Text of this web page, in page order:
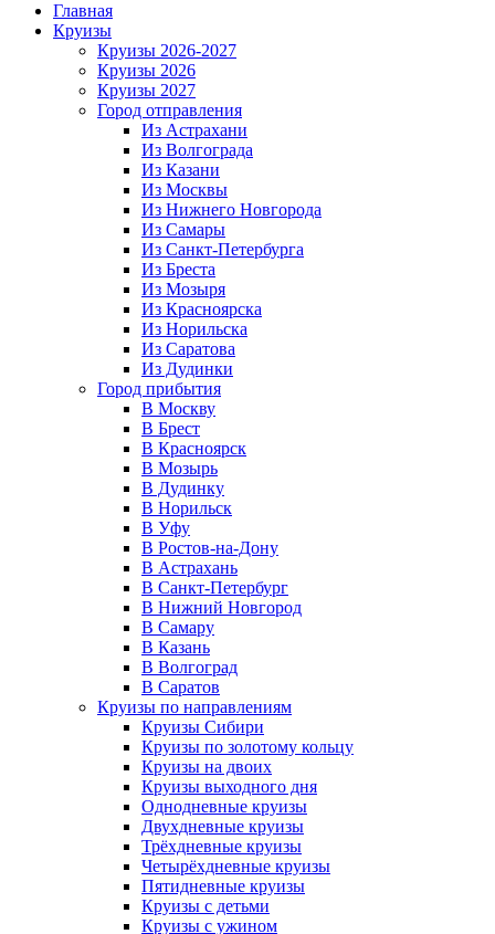
Главная
Круизы
Круизы 2026-2027
Круизы 2026
Круизы 2027
Город отправления
Из Астрахани
Из Волгограда
Из Казани
Из Москвы
Из Нижнего Новгорода
Из Самары
Из Санкт-Петербурга
Из Бреста
Из Мозыря
Из Красноярска
Из Норильска
Из Саратова
Из Дудинки
Город прибытия
В Москву
В Брест
В Красноярск
В Мозырь
В Дудинку
В Норильск
В Уфу
В Ростов-на-Дону
В Астрахань
В Санкт-Петербург
В Нижний Новгород
В Самару
В Казань
В Волгоград
В Саратов
Круизы по направлениям
Круизы Сибири
Круизы по золотому кольцу
Круизы на двоих
Круизы выходного дня
Однодневные круизы
Двухдневные круизы
Трёхдневные круизы
Четырёхдневные круизы
Пятидневные круизы
Круизы с детьми
Круизы с ужином